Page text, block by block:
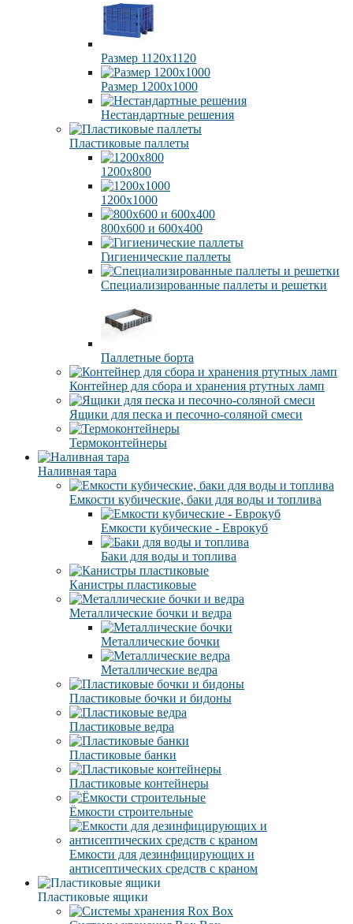
Размер 1120х1120
Размер 1200х1000
Нестандартные решения
Пластиковые паллеты
1200х800
1200х1000
800х600 и 600х400
Гигиенические паллеты
Специализированные паллеты и решетки
Паллетные борта
Контейнер для сбора и хранения ртутных ламп
Ящики для песка и песочно-соляной смеси
Термоконтейнеры
Наливная тара
Емкости кубические, баки для воды и топлива
Емкости кубические - Еврокуб
Баки для воды и топлива
Канистры пластиковые
Металлические бочки и ведра
Металлические бочки
Металлические ведра
Пластиковые бочки и бидоны
Пластиковые ведра
Пластиковые банки
Пластиковые контейнеры
Ёмкости строительные
Емкости для дезинфицирующих и
антисептических средств с краном
Пластиковые ящики